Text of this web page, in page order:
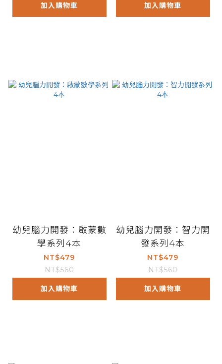
加入購物車 加入購物車
幼兒腦力開發：啟蒙數
學系列4本
NT$479
NT$560
加入購物車
幼兒腦力開發：智力開
發系列4本
NT$479
NT$560
加入購物車